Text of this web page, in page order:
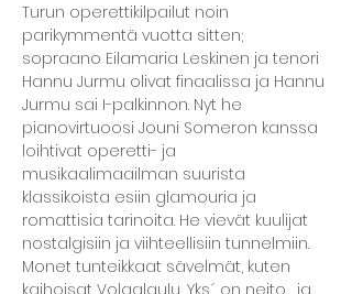
Turun operettikilpailut noin
parikymmentä vuotta sitten;
sopraano Eilamaria Leskinen ja tenori
Hannu Jurmu olivat finaalissa ja Hannu
Jurmu sai I-palkinnon. Nyt he
pianovirtuoosi Jouni Someron kanssa
loihtivat operetti- ja
musikaalimaailman suurista
klassikoista esiin glamouria ja
romattisia tarinoita. He vievät kuulijat
nostalgisiin ja viihteellisiin tunnelmiin.
Monet tunteikkaat sävelmät, kuten
kaihoisat Volgalaulu, Yks´ on neito,  ja